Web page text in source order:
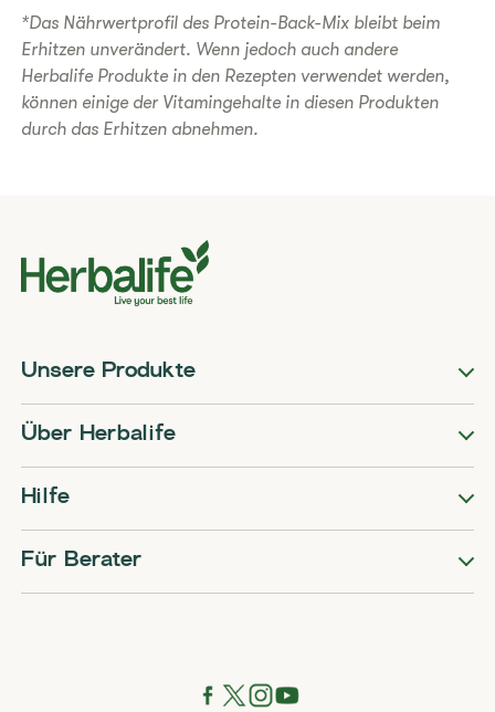
*Das Nährwertprofil des Protein-Back-Mix bleibt beim
Erhitzen unverändert. Wenn jedoch auch andere
Herbalife Produkte in den Rezepten verwendet werden,
können einige der Vitamingehalte in diesen Produkten
durch das Erhitzen abnehmen.
Unsere Produkte
Über Herbalife
Hilfe
Für Berater